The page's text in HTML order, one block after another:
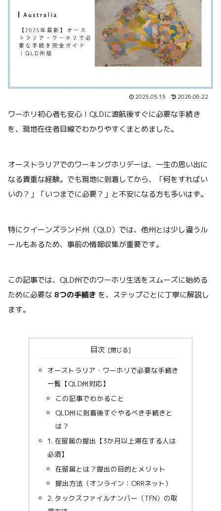
2025.05.15 2026.06.22
ワーホリ初心者も安心！QLDに渡航後すぐに必要な手続き
を、現地在住者目線でわかりやすくまとめました。
オーストラリアでのワーキングホリデーは、一生の思い出に
なる貴重な経験。でも現地に到着してから、「何をすればい
いの？」「いつまでに必要？」と不安になる方も多いはず。
特にクイーンズランド州（QLD）では、他州とは少し違うル
ールもあるため、事前の情報収集が重要です。
この記事では、QLD州でのワーホリ生活をスムーズに始める
ために必要な 8つの手続き を、ステップごとに丁寧に解説し
ます。
目次
オーストラリア・ワーホリで必要な手続き
一覧【QLD州対応】
この記事でわかること
QLD州に到着後すぐやるべき手続きと
は？
1. 在留届の提出【3か月以上滞在する人は
必須】
在留届とは？提出の目的とメリット
提出方法（オンライン：ORRネット）
2. タックスファイルナンバー（TFN）の取